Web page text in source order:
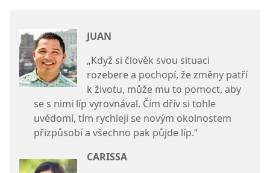
JUAN
„Když si člověk svou situaci
rozebere a pochopí, že změny patří
k životu, může mu to pomoct, aby
se s nimi líp vyrovnával. Čím dřív si tohle
uvědomí, tím rychleji se novým okolnostem
přizpůsobí a všechno pak půjde líp.“
CARISSA